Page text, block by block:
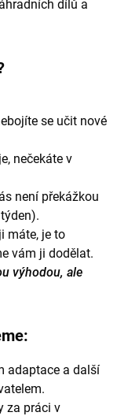
dílů a
se učit nové
nečekáte v
není překážkou
máte, je to
vám ji dodělat.
výhodou, ale
adaptace a další
za práci v